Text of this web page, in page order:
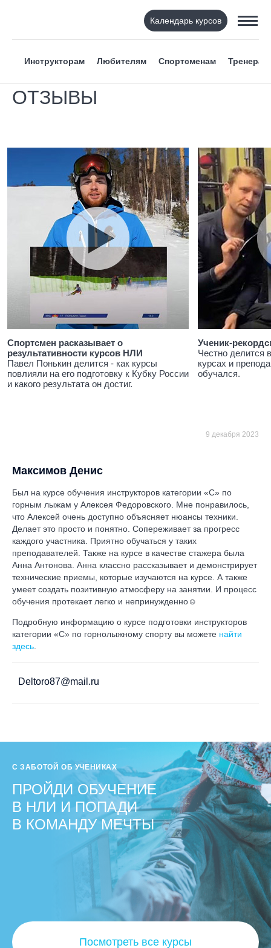
Календарь курсов
Инструкторам Любителям Спортсменам Тренерам
ОТЗЫВЫ
Спортсмен расказывает о
результативности курсов НЛИ
Павел Понькин делится - как курсы
повлияли на его подготовку к Кубку России
и какого результата он достиг.
Ученик-
Честно делится
курсах и
обучался.
9 декабря 2023
Максимов Денис
Был на курсе обучения инструкторов категории «С» по
горным лыжам у Алексея Федоровского. Мне понравилось,
что Алексей очень доступно объясняет нюансы техники.
Делает это просто и понятно. Сопереживает за прогресс
каждого участника. Приятно обучаться у таких
преподавателей. Также на курсе в качестве стажера была
Анна Антонова. Анна классно рассказывает и демонстрирует
технические приемы, которые изучаются на курсе. А также
умеет создать позитивную атмосферу на занятии. И процесс
обучения протекает легко и непринужденно☺️
Подробную информацию о курсе подготовки инструкторов
категории «С» по горнолыжному спорту вы можете найти
здесь
Deltoro87@mail.ru
С ЗАБОТОЙ ОБ УЧЕНИКАХ
ПРОЙДИ ОБУЧЕНИЕ
В НЛИ И ПОПАДИ
В КОМАНДУ МЕЧТЫ
Посмотреть все курсы